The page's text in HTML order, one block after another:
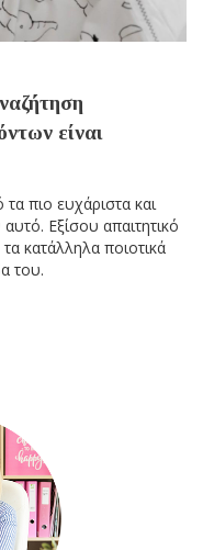
είναι
πιο ευχάριστα και
Εξίσου απαιτητικό
κατάλληλα ποιοτικά
του.